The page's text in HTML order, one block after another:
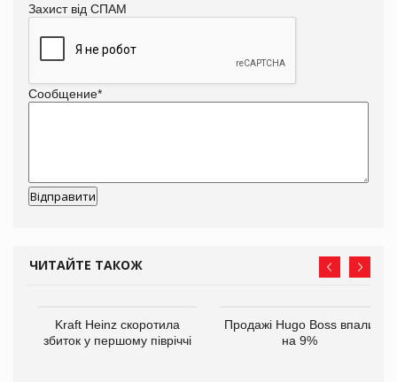
Захист від СПАМ
Сообщение*
ЧИТАЙТЕ ТАКОЖ
Kraft Heinz скоротила
збиток у першому півріччі
Продажі Hugo Boss впали
на 9%